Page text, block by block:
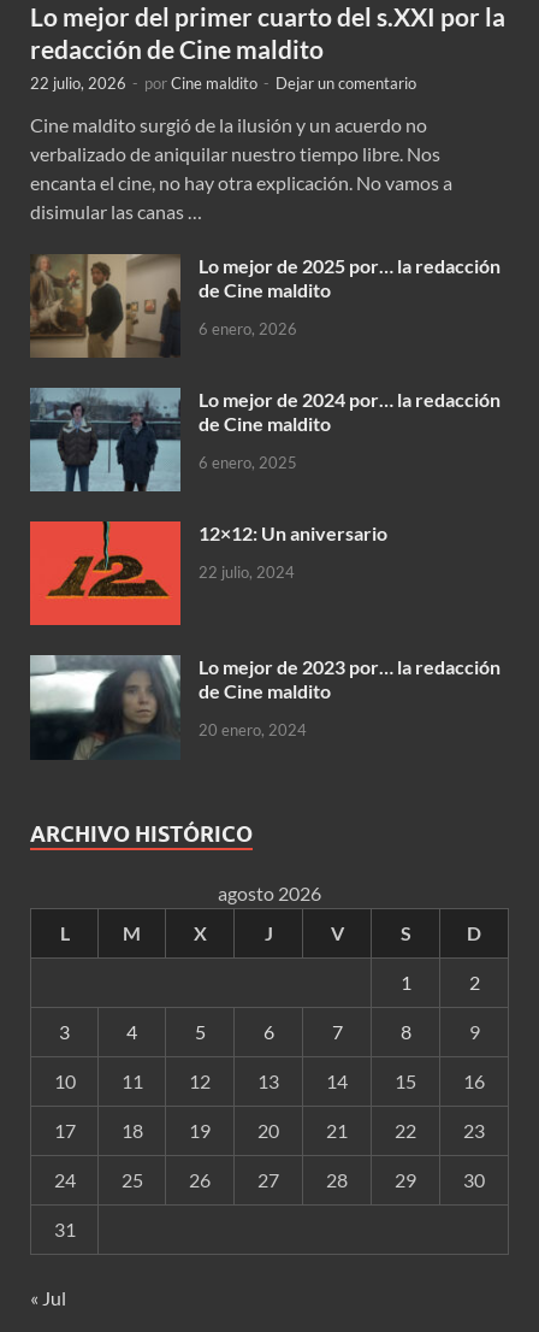
Lo mejor del primer cuarto del s.XXI por la
redacción de Cine maldito
22 julio, 2026 - porCine maldito - Dejar un comentario
Cine maldito surgió de la ilusión y un acuerdo no
verbalizado de aniquilar nuestro tiempo libre. Nos
encanta el cine, no hay otra explicación. No vamos a
disimular las canas …
Lo mejor de 2025 por… la redacción
de Cine maldito
6 enero, 2026
Lo mejor de 2024 por… la redacción
de Cine maldito
6 enero, 2025
12×12: Un aniversario
22 julio, 2024
Lo mejor de 2023 por… la redacción
de Cine maldito
20 enero, 2024
ARCHIVO HISTÓRICO
agosto 2026
L
M X J V S D
1 2
3 4 5 6 7 8 9
10 11 12 13 14 15 16
17 18 19 20 21 22 23
24 25 26 27 28 29 30
31
« Jul